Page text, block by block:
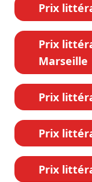
Prix
Prix
Marseille
Prix
Prix
Prix